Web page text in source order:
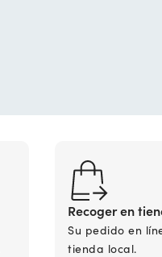
Recoger en
Su pedido en
tienda local.